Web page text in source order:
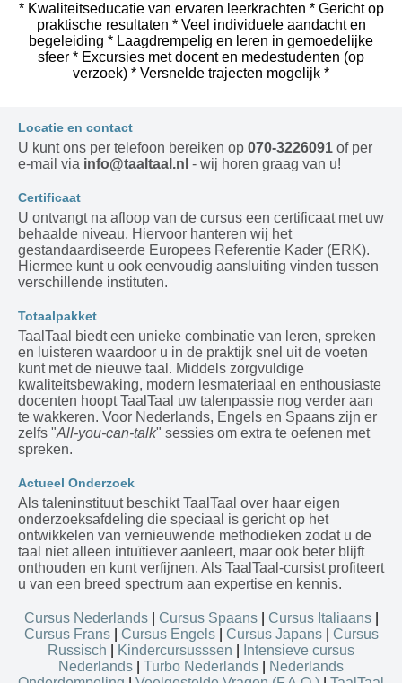
* Kwaliteitseducatie van ervaren leerkrachten * Gericht op
praktische resultaten * Veel individuele aandacht en
begeleiding * Laagdrempelig en leren in gemoedelijke
sfeer * Excursies met docent en medestudenten (op
verzoek) * Versnelde trajecten mogelijk *
Locatie en contact
U kunt ons per telefoon bereiken op 070-3226091 of per
e-mail via info@taaltaal.nl - wij horen graag van u!
Certificaat
U ontvangt na afloop van de cursus een certificaat met uw
behaalde niveau. Hiervoor hanteren wij het
gestandaardiseerde Europees Referentie Kader (ERK).
Hiermee kunt u ook eenvoudig aansluiting vinden tussen
verschillende instituten.
Totaalpakket
TaalTaal biedt een unieke combinatie van leren, spreken
en luisteren waardoor u in de praktijk snel uit de voeten
kunt met de nieuwe taal. Middels zorgvuldige
kwaliteitsbewaking, modern lesmateriaal en enthousiaste
docenten hoopt TaalTaal uw talenpassie nog verder aan
te wakkeren. Voor Nederlands, Engels en Spaans zijn er
zelfs "All-you-can-talk" sessies om extra te oefenen met
spreken.
Actueel Onderzoek
Als taleninstituut beschikt TaalTaal over haar eigen
onderzoeksafdeling die speciaal is gericht op het
ontwikkelen van vernieuwende methodieken zodat u de
taal niet alleen intuïtiever aanleert, maar ook beter blijft
onthouden en kunt verfijnen. Als TaalTaal-cursist profiteert
u van een breed spectrum aan expertise en kennis.
Cursus Nederlands| Cursus Spaans| Cursus Italiaans|
Cursus Frans| Cursus Engels| Cursus Japans| Cursus
Russisch
Kindercursusssen
Intensieve cursus
Nederlands
Turbo Nederlands
Nederlands